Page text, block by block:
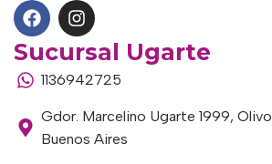
Sucursal Ugarte
1136942725
Gdor. Marcelino Ugarte 1999,
Buenos Aires